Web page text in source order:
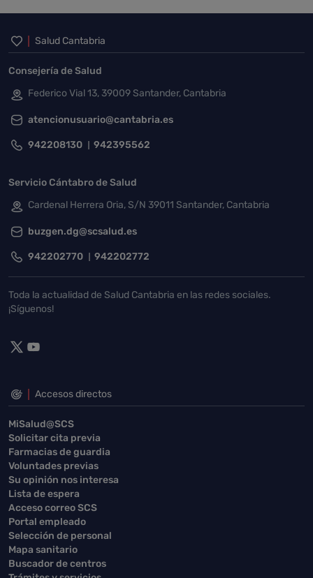
Inicio del pie de página
Salud Cantabria
Consejería de Salud
Federico Vial 13, 39009 Santander, Cantabria
atencionusuario@cantabria.es
942208130 942395562
Servicio Cántabro de Salud
Cardenal Herrera Oria, S/N 39011 Santander, Cantabria
buzgen.dg@scsalud.es
942202770 942202772
Toda la actualidad de Salud Cantabria en las redes sociales.
¡Síguenos!
Accesos directos
MiSalud@SCS
Solicitar cita previa
Farmacias de guardia
Voluntades previas
Su opinión nos interesa
Lista de espera
Acceso correo SCS
Portal empleado
Selección de personal
Mapa sanitario
Buscador de centros